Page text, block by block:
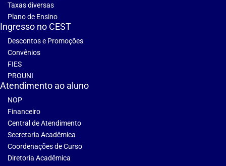
Taxas diversas
Plano de Ensino
Ingresso no CEST
Descontos e Promoções
Convênios
FIES
PROUNI
Atendimento ao aluno
NOP
Financeiro
Central de Atendimento
Secretaria Acadêmica
Coordenações de Curso
Diretoria Acadêmica